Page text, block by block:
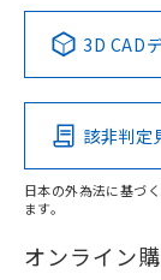
Pb
在庫等で未対
その他
3D CAD
該非判定
日本の外為法に基づ
ます。
オンライン